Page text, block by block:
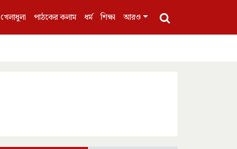
খেলাধুলা পাঠকের কলাম ধর্ম শিক্ষা আরও